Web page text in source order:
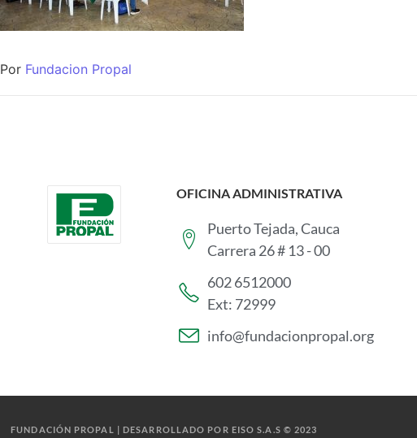
Por Fundacion Propal
OFICINA ADMINISTRATIVA
Puerto Tejada, Cauca
Carrera 26 # 13 - 00
602 6512000
Ext: 72999
info@fundacionpropal.org
FUNDACIÓN PROPAL | DESARROLLADO POR EISO S.A.S © 2023